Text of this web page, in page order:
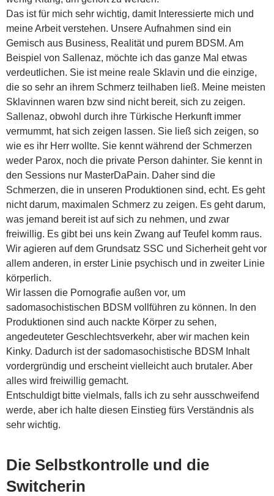
Das ist für mich sehr wichtig, damit Interessierte mich und
meine Arbeit verstehen. Unsere Aufnahmen sind ein
Gemisch aus Business, Realität und purem BDSM. Am
Beispiel von Sallenaz, möchte ich das ganze Mal etwas
verdeutlichen. Sie ist meine reale Sklavin und die einzige,
die so sehr an ihrem Schmerz teilhaben ließ. Meine meisten
Sklavinnen waren bzw sind nicht bereit, sich zu zeigen.
Sallenaz, obwohl durch ihre Türkische Herkunft immer
vermummt, hat sich zeigen lassen. Sie ließ sich zeigen, so
wie es ihr Herr wollte. Sie kennt während der Schmerzen
weder Parox, noch die private Person dahinter. Sie kennt in
den Sessions nur MasterDaPain. Daher sind die
Schmerzen, die in unseren Produktionen sind, echt. Es geht
nicht darum, maximalen Schmerz zu zeigen. Es geht darum,
was jemand bereit ist auf sich zu nehmen, und zwar
freiwillig. Es gibt bei uns kein Zwang auf Teufel komm raus.
Wir agieren auf dem Grundsatz SSC und Sicherheit geht vor
allem anderen, in erster Linie psychisch und in zweiter Linie
körperlich.
Wir lassen die Pornografie außen vor, um
sadomasochistischen BDSM vollführen zu können. In den
Produktionen sind auch nackte Körper zu sehen,
angedeuteter Geschlechtsverkehr, aber wir machen kein
Kinky. Dadurch ist der sadomasochistische BDSM Inhalt
vordergründig und erscheint vielleicht auch brutaler. Aber
alles wird freiwillig gemacht.
Entschuldigt bitte vielmals, falls ich zu sehr ausschweifend
werde, aber ich halte diesen Einstieg fürs Verständnis als
sehr wichtig.
Die Selbstkontrolle und die
Switcherin